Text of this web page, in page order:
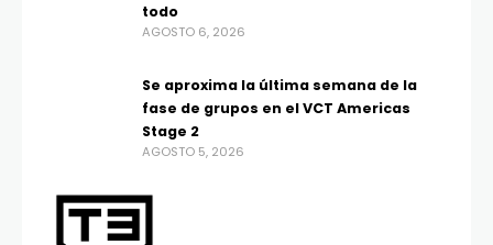
todo
AGOSTO 6, 2026
Se aproxima la última semana de la
fase de grupos en el VCT Americas
Stage 2
AGOSTO 5, 2026